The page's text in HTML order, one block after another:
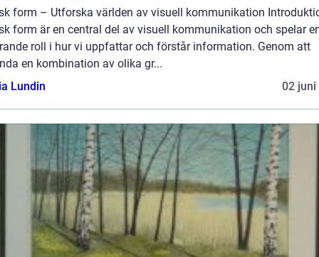
form – Utforska världen av visuell kommunikation
form är en central del av visuell kommunikation och spelar
roll i hur vi uppfattar och förstår information. Genom att
en kombination av olika gr...
Lundin
02 juni